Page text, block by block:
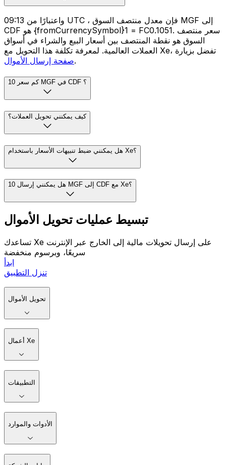
واعتبارًا من 09:13 UTC ، فإن معدل منتصف السوق MGF إلى
CDF هو {fromCurrencySymbol}1 = FC0.1051. سعر منتصف
السوق هو نقطة المنتصف بين أسعار البيع والشراء في أسواق
العملات العالمية. لمعرفة تكلفة هذا التحويل مع Xe، تفضل بزيارة
صفحة إرسال الأموال.
كم سعر 10 MGF في CDF ؟
كيف يمكنني تحويل العملات؟
هل يمكنني ضبط تنبيهات الأسعار باستخدام Xe؟
هل يمكنني إرسال 10 MGF إلى CDF مع Xe؟
تبسيط عمليات تحويل الأموال
تساعدك Xe على إرسال تحويلات مالية إلى الخارج عبر الإنترنت
سريعًا، وبرسوم منخفضة
ابدأ
تنزل التطبيق
تحويل الأموال
أعمال Xe
التطبيقات
الأدوات والموارد